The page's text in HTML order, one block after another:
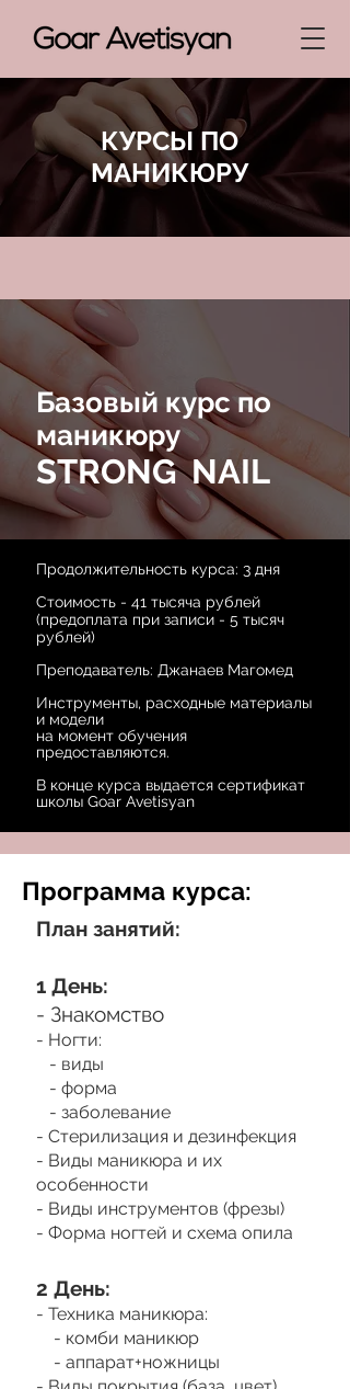
КУРСЫ ПО
МАНИКЮРУ
Базовый курс по
маникюру
STRONG NAIL
Продолжительность курса: 3 дня
Стоимость - 41 тысяча рублей
(предоплата при записи - 5 тысяч
рублей)
Преподаватель: Джанаев Магомед
Инструменты, расходные материалы
и модели
на момент обучения
предоставляются.
В конце курса выдается сертификат
школы Goar Avetisyan
Программа курса:
План занятий:
1 День:
- Знакомство
- Ногти:
- виды
- форма
- заболевание
- Стерилизация и дезинфекция
- Виды маникюра и их
особенности
- Виды инструментов (фрезы)
- Форма ногтей и схема опила
2 День:
- Техника маникюра:
- комби маникюр
- аппарат+ножницы